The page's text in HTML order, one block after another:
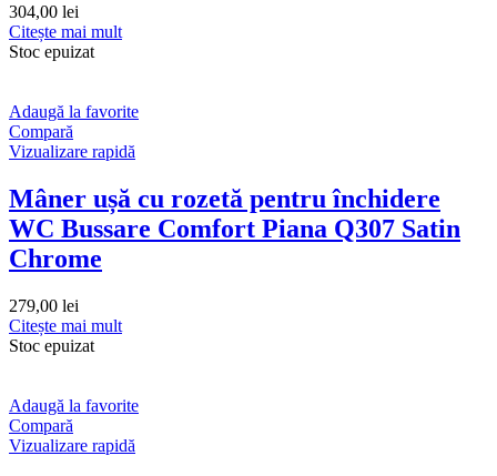
304,00 lei
Citește mai mult
Stoc epuizat
Adaugă la favorite
Compară
Vizualizare rapidă
Mâner ușă cu rozetă pentru închidere
WC Bussare Comfort Piana Q307 Satin
Chrome
279,00 lei
Citește mai mult
Stoc epuizat
Adaugă la favorite
Compară
Vizualizare rapidă